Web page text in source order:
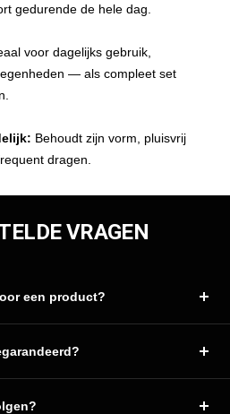
gedurende de hele dag.
voor dagelijks gebruik,
— als compleet set
Behoudt zijn vorm, pluisvrij
dragen.
VRAGEN
een product?